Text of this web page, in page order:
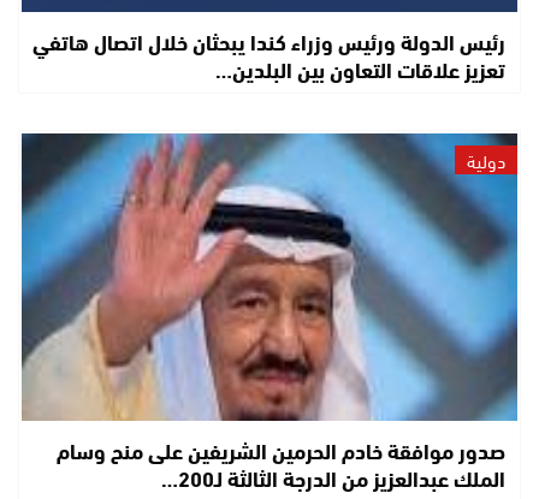
رئيس الدولة ورئيس وزراء كندا يبحثان خلال اتصال هاتفي
تعزيز علاقات التعاون بين البلدين…
دولية
صدور موافقة خادم الحرمين الشريفين على منح وسام
الملك عبدالعزيز من الدرجة الثالثة لـ200…